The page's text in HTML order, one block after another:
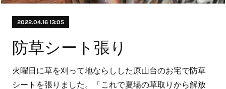
2022.04.16 13:05
防草シート張り
火曜日に草を刈って地ならしした原山台のお宅で防草
シートを張りました。「これで夏場の草取りから解放